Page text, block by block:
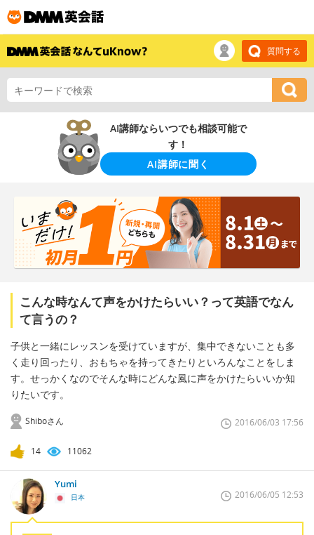
質問する
AI講師ならいつでも相談可能で
す！
AI講師に聞く
こんな時なんて声をかけたらいい？って英語でなん
て言うの？
子供と一緒にレッスンを受けていますが、集中できないことも多
く走り回ったり、おもちゃを持ってきたりといろんなことをしま
す。せっかくなのでそんな時にどんな風に声をかけたらいいか知
りたいです。
Shiboさん 2016/06/03 17:56
14 11062
Yumi
日本 2016/06/05 12:53